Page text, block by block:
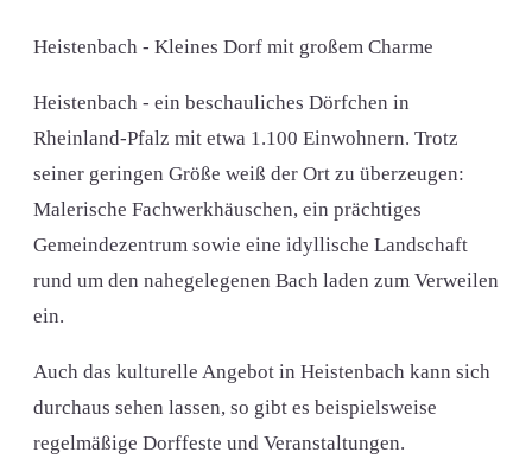
Heistenbach - Kleines Dorf mit großem Charme
Heistenbach - ein beschauliches Dörfchen in
Rheinland-Pfalz mit etwa 1.100 Einwohnern. Trotz
seiner geringen Größe weiß der Ort zu überzeugen:
Malerische Fachwerkhäuschen, ein prächtiges
Gemeindezentrum sowie eine idyllische Landschaft
rund um den nahegelegenen Bach laden zum Verweilen
ein.
Auch das kulturelle Angebot in Heistenbach kann sich
durchaus sehen lassen, so gibt es beispielsweise
regelmäßige Dorffeste und Veranstaltungen.